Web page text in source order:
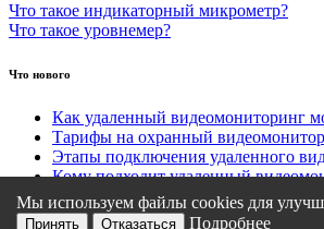
Что такое индикаторный микрометр?
Что такое уровнемер?
Что нового
Как удаленный видеомониторинг
Тарифы на охранный
Этапы подключения удаленного
Кому подходит удаленный
Какие задачи решает удаленный
Мы используем файлы cookies для
Принять Отказаться Подробнее